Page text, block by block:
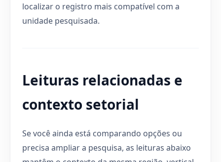
localizar o registro mais compatível com a
unidade pesquisada.
Leituras relacionadas e
contexto setorial
Se você ainda está comparando opções ou
precisa ampliar a pesquisa, as leituras abaixo